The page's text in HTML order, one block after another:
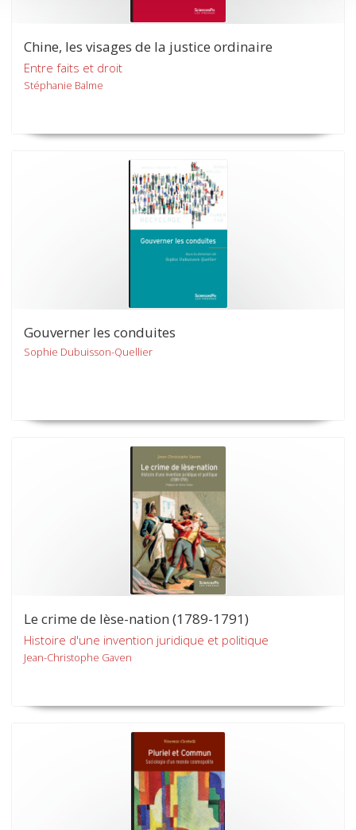
Chine, les visages de la justice ordinaire
Entre faits et droit
Stéphanie Balme
Gouverner les conduites
Sophie Dubuisson-Quellier
Le crime de lèse-nation (1789-1791)
Histoire d'une invention juridique et politique
Jean-Christophe Gaven